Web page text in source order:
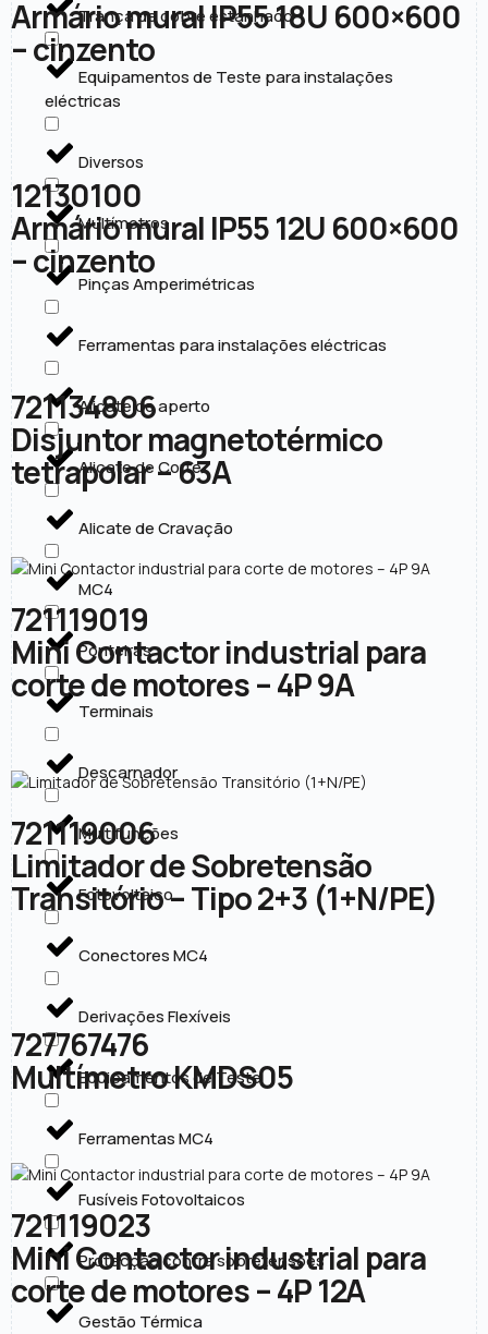
Trança de cobre estanhado
Equipamentos de Teste para instalações
eléctricas
Diversos
Multímetros
Pinças Amperimétricas
Ferramentas para instalações eléctricas
Alicate de aperto
Alicate de Corte
Alicate de Cravação
MC4
Ponteiras
Terminais
Descarnador
Multifunções
Fotovoltaico
Conectores MC4
Derivações Flexíveis
Equipamentos de Teste
Ferramentas MC4
Fusíveis Fotovoltaicos
Protecção contra sobretensões
Gestão Térmica
Armário mural IP55 18U 600×600
– cinzento
12130100
Armário mural IP55 12U 600×600
– cinzento
721134806
Disjuntor magnetotérmico
tetrapolar – 63A
721119019
Mini Contactor industrial para
corte de motores – 4P 9A
721119006
Limitador de Sobretensão
Transitório – Tipo 2+3 (1+N/PE)
727767476
Multímetro KMDS05
721119023
Mini Contactor industrial para
corte de motores – 4P 12A